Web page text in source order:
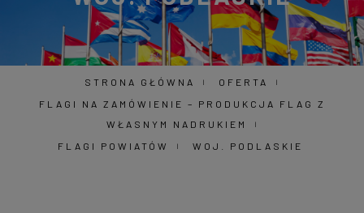
STRONA GŁÓWNA
OFERTA
FLAGI NA ZAMÓWIENIE – PRODUKCJA FLAG Z
WŁASNYM NADRUKIEM
FLAGI POWIATÓW
WOJ. PODLASKIE